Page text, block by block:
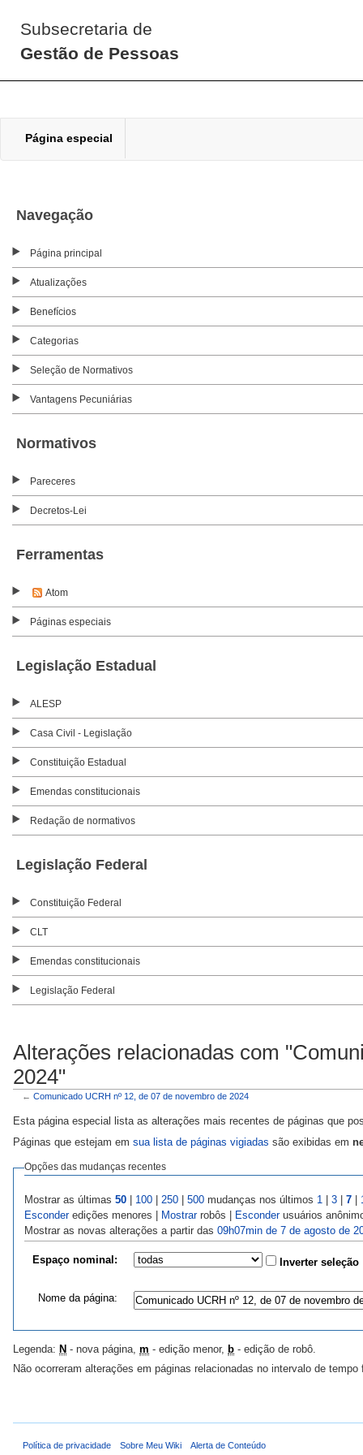
Subsecretaria de
Gestão de Pessoas
Página especial
Navegação
Página principal
Atualizações
Benefícios
Categorias
Seleção de Normativos
Vantagens Pecuniárias
Normativos
Pareceres
Decretos-Lei
Ferramentas
Atom
Páginas especiais
Legislação Estadual
ALESP
Casa Civil - Legislação
Constituição Estadual
Emendas constitucionais
Redação de normativos
Legislação Federal
Constituição Federal
CLT
Emendas constitucionais
Legislação Federal
Alterações relacionadas com
2024"
← Comunicado UCRH nº 12, de 07 de novembro de 2024
Esta página especial lista as alterações mais recentes de páginas que
Páginas que estejam em sua lista de páginas vigiadas são exibidas em
Opções das mudanças recentes
Mostrar as últimas 50| 100| 250| 500mudanças nos últimos 1| 3| 7|
Esconderedições menores | Mostrarrobôs | Esconderusuários
Mostrar as novas alterações a partir das 09h07min de 7 de agosto de
Espaço nominal: Inverter seleção
Nome da página:
Legenda: N - nova página, m - edição menor, b - edição de robô.
Não ocorreram alterações em páginas relacionadas no intervalo de tempo
Política de privacidade Sobre Meu Wiki Alerta de Conteúdo